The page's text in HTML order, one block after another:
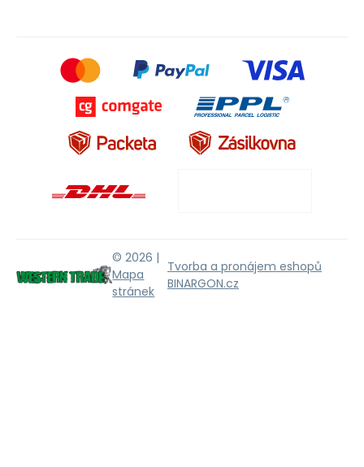
© 2026 |
Mapa
stránek
Tvorba a pronájem eshopů
BINARGON.cz